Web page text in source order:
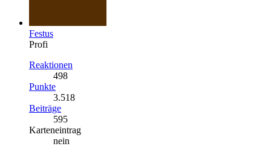
Festus
Profi
Reaktionen
498
Punkte
3.518
Beiträge
595
Karteneintrag
nein